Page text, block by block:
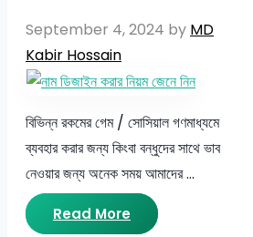
September 4, 2024 by MD
Kabir Hossain
বিভিন্ন রকমের গেম / সোসিয়াল গণমাধ্যমে
ব্যবহার করার জন্য কিংবা বন্ধুদের সাথে ভাব
নেওয়ার জন্য অনেক সময় আমাদের …
Read More